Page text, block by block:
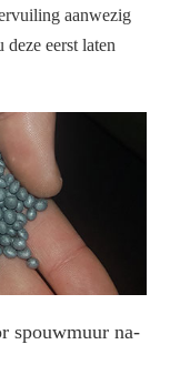
aanwezig
eerst laten
spouwmuur na-